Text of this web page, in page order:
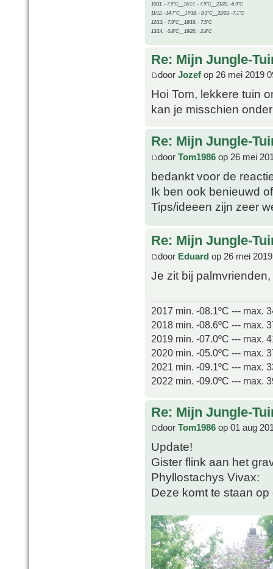
10/11, - 7.9°C__16/17, - 7.9°C__21/22, -6.9°C
11/12, -14.7°C__17/18, - 8.3°C__22/23, -7.1°C
12/13, - 7.9°C__18/19, - 7.5°C
13/14, - 0.8°C__19/20, - 2.8°C
Re: Mijn Jungle-
door Jozef op 26 mei 2019
Hoi Tom, lekkere tuin
kan je misschien
Re: Mijn Jungle-
door Tom1986 op 26 mei
bedankt voor de
Ik ben ook benieuwd
Tips/ideeen zijn zeer
Re: Mijn Jungle-
door Eduard op 26 mei
Je zit bij
2017 min. -08.1ºC --- max.
2018 min. -08.6ºC --- max.
2019 min. -07.0ºC --- max.
2020 min. -05.0ºC --- max.
2021 min. -09.1ºC --- max.
2022 min. -09.0ºC --- max.
Re: Mijn Jungle-
door Tom1986 op 01 aug
Update!
Gister flink aan het
Phyllostachys Vivax:
Deze komt te staan